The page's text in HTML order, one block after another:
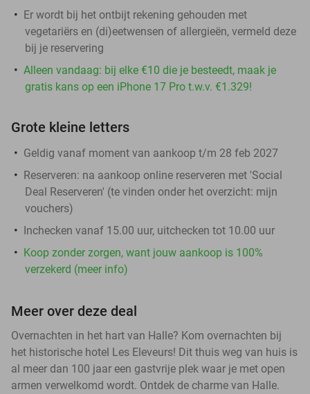
Er wordt bij het ontbijt rekening gehouden met
vegetariërs en (di)eetwensen of allergieën, vermeld deze
bij je reservering
Alleen vandaag: bij elke €10 die je besteedt, maak je
gratis kans op een iPhone 17 Pro t.w.v. €1.329!
Grote kleine letters
Geldig vanaf moment van aankoop t/m 28 feb 2027
Reserveren: na aankoop online reserveren met 'Social
Deal Reserveren' (te vinden onder het overzicht: mijn
vouchers)
Inchecken vanaf 15.00 uur, uitchecken tot 10.00 uur
Koop zonder zorgen, want jouw aankoop is 100%
verzekerd (meer info)
Meer over deze deal
Overnachten in het hart van Halle? Kom overnachten bij
het historische hotel Les Eleveurs! Dit thuis weg van huis is
al meer dan 100 jaar een gastvrije plek waar je met open
armen verwelkomd wordt. Ontdek de charme van Halle.